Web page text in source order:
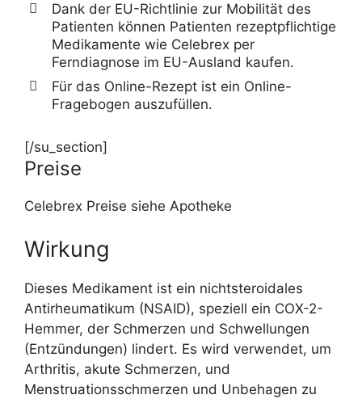
Dank der EU-Richtlinie zur Mobilität des
Patienten können Patienten rezeptpflichtige
Medikamente wie Celebrex per
Ferndiagnose im EU-Ausland kaufen.
Für das Online-Rezept ist ein Online-
Fragebogen auszufüllen.
[/su_section]
Preise
Celebrex Preise siehe Apotheke
Wirkung
Dieses Medikament ist ein nichtsteroidales
Antirheumatikum (NSAID), speziell ein COX-2-
Hemmer, der Schmerzen und Schwellungen
(Entzündungen) lindert. Es wird verwendet, um
Arthritis, akute Schmerzen, und
Menstruationsschmerzen und Unbehagen zu